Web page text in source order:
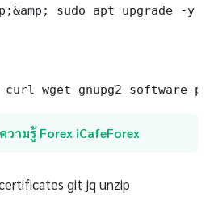
sudo apt upgrade -y
wget gnupg2 software-
วามรู้ Forex iCafeForex
git jq unzip